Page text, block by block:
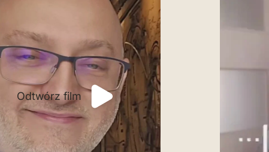
Odtwórz film